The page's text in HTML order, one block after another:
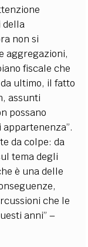
della
non si
aggregazioni,
fiscale che
ultimo, il fatto
assunti
possano
da colpe: da
tema degli
è una delle
che le
anni” –